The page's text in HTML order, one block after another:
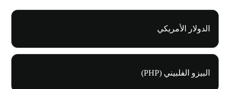
الدولار الأمريكي
البيزو الفلبيني (PHP)